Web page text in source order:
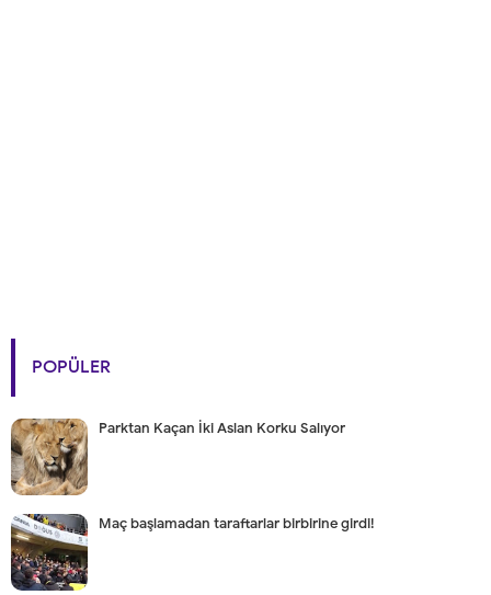
POPÜLER
Parktan Kaçan İki Aslan Korku Salıyor
Maç başlamadan taraftarlar birbirine girdi!